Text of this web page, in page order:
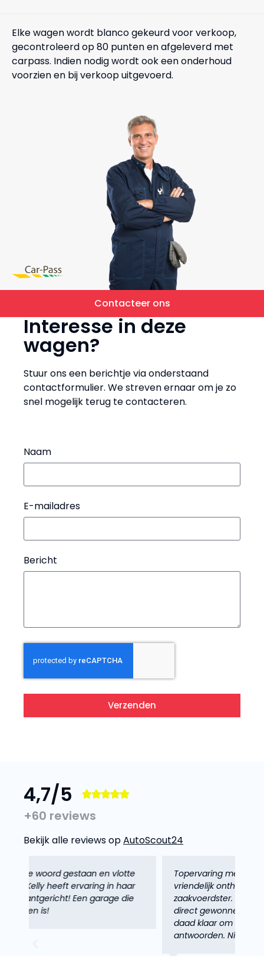
Elke wagen wordt blanco gekeurd voor verkoop,
gecontroleerd op 80 punten en afgeleverd met
carpass. Indien nodig wordt ook een onderhoud
voorzien en bij verkoop uitgevoerd.
Contacteer ons
Interesse in deze
wagen?
Stuur ons een berichtje via onderstaand
contactformulier. We streven ernaar om je zo
snel mogelijk terug te contacteren.
Naam
E-mailadres
Bericht
Verzenden
4,7/5 
+60 reviews
Bekijk alle reviews opAutoScout24
Topervaring met deze garage!! Zeer
vriendelijk onthaald door deze aangename
zaakvoerdster. Ze had mijn vertrouwen
direct gewonnen en ze stond met raad en
antwoorden. Niks was haar teveel!